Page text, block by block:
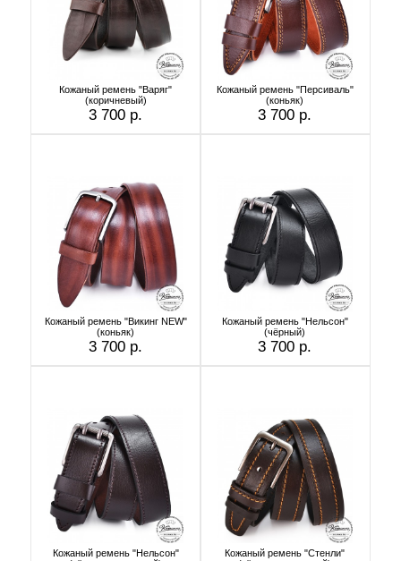
Кожаный ремень "Варяг"
(коричневый)
3 700 р.
Кожаный ремень "Персиваль"
(коньяк)
3 700 р.
Кожаный ремень "Викинг NEW"
(коньяк)
3 700 р.
Кожаный ремень "Нельсон"
(чёрный)
3 700 р.
Кожаный ремень "Нельсон"
Кожаный ремень "Стенли"